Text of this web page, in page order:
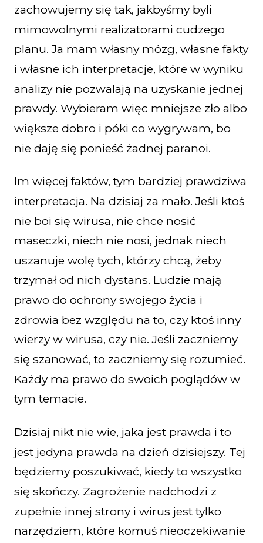
zachowujemy się tak, jakbyśmy byli
mimowolnymi realizatorami cudzego
planu. Ja mam własny mózg, własne fakty
i własne ich interpretacje, które w wyniku
analizy nie pozwalają na uzyskanie jednej
prawdy. Wybieram więc mniejsze zło albo
większe dobro i póki co wygrywam, bo
nie daję się ponieść żadnej paranoi.
Im więcej faktów, tym bardziej prawdziwa
interpretacja. Na dzisiaj za mało. Jeśli ktoś
nie boi się wirusa, nie chce nosić
maseczki, niech nie nosi, jednak niech
uszanuje wolę tych, którzy chcą, żeby
trzymał od nich dystans. Ludzie mają
prawo do ochrony swojego życia i
zdrowia bez względu na to, czy ktoś inny
wierzy w wirusa, czy nie. Jeśli zaczniemy
się szanować, to zaczniemy się rozumieć.
Każdy ma prawo do swoich poglądów w
tym temacie.
Dzisiaj nikt nie wie, jaka jest prawda i to
jest jedyna prawda na dzień dzisiejszy. Tej
będziemy poszukiwać, kiedy to wszystko
się skończy. Zagrożenie nadchodzi z
zupełnie innej strony i wirus jest tylko
narzędziem, które komuś nieoczekiwanie